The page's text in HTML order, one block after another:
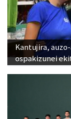
Kantujira,
ospakizunei